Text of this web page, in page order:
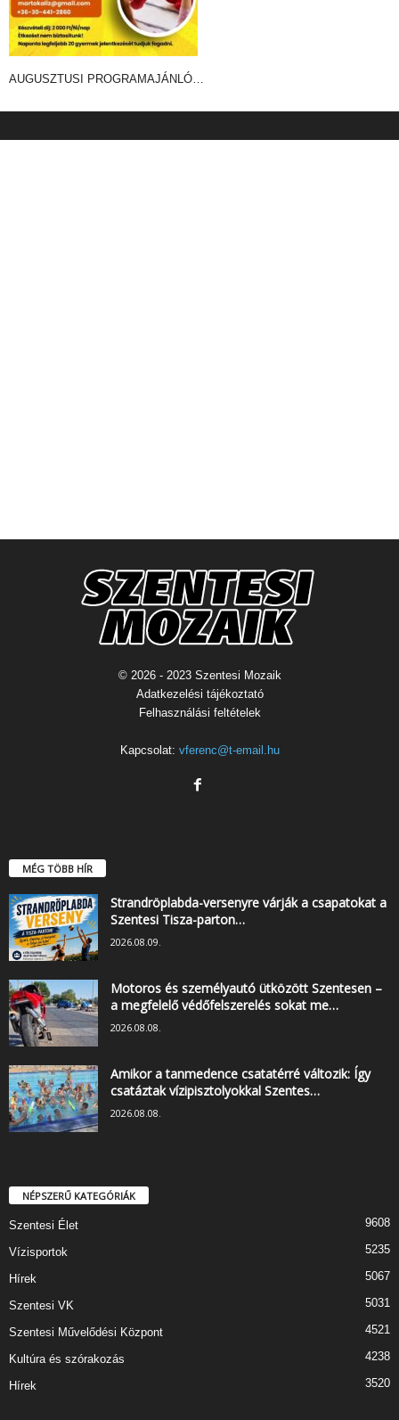
AUGUSZTUSI PROGRAMAJÁNLÓ…
© 2026 - 2023 Szentesi Mozaik
Adatkezelési tájékoztató
Felhasználási feltételek
Kapcsolat: vferenc@t-email.hu
MÉG TÖBB HÍR
Strandröplabda-versenyre várják a csapatokat a
Szentesi Tisza-parton…
2026.08.09.
Motoros és személyautó ütközött Szentesen –
a megfelelő védőfelszerelés sokat me…
2026.08.08.
Amikor a tanmedence csatatérré változik: Így
csatáztak vízipisztolyokkal Szentes…
2026.08.08.
NÉPSZERŰ KATEGÓRIÁK
Szentesi Élet 9608
Vízisportok 5235
Hírek 5067
Szentesi VK 5031
Szentesi Művelődési Központ 4521
Kultúra és szórakozás 4238
Hírek 3520